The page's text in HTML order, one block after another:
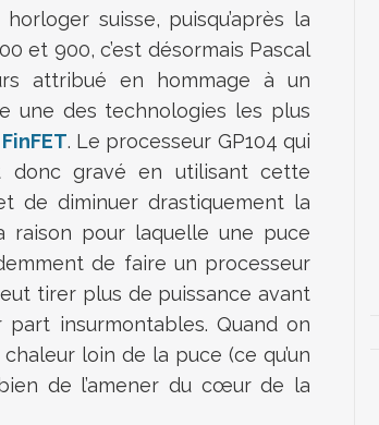
suisse, puisqu’après la
et 900, c’est désormais Pascal
attribué en hommage à un
une des technologies les plus
. Le processeur GP104 qui
donc gravé en utilisant cette
de diminuer drastiquement la
pour laquelle une puce
de faire un processeur
tirer plus de puissance avant
insurmontables. Quand on
loin de la puce (ce qu’un
de l’amener du cœur de la